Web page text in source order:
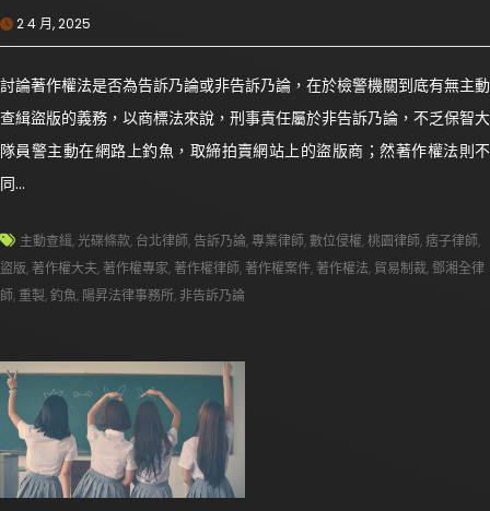
2 4 月, 2025
討論著作權法是否為告訴乃論或非告訴乃論，在於檢警機關到底有無主動
查緝盜版的義務，以商標法來說，刑事責任屬於非告訴乃論，不乏保智大
隊員警主動在網路上釣魚，取締拍賣網站上的盜版商；然著作權法則不
同…
主動查緝,光碟條款, 台北律師, 告訴乃論,專業律師,數位侵權,桃園律師,痞子律師,
盜版, 著作權大夫, 著作權專家, 著作權律師, 著作權案件, 著作權法, 貿易制裁, 鄧湘全律
師, 重製,釣魚, 陽昇法律事務所, 非告訴乃論